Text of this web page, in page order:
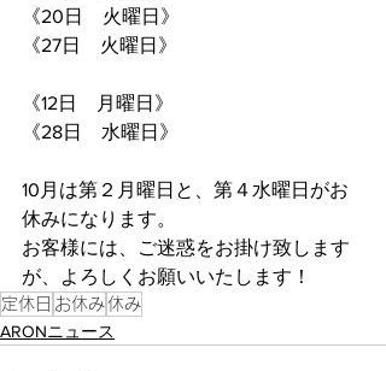
《20日　火曜日》
《27日　火曜日》
《12日　月曜日》
《28日　水曜日》
10月は第２月曜日と、第４水曜日がお
休みになります。
お客様には、ご迷惑をお掛け致します
が、よろしくお願いいたします！
定休日 お休み休み
ARONニュース